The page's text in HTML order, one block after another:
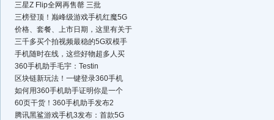
三星Z Flip全网再售罄 三批
三榜登顶！巅峰级游戏手机红魔5G
价格、套餐、上市日期，这里有关于
三千多买个拍视频最稳的5G双模手
手机随时在线，这些好物超多人买
360手机助手毛宇：Testin
区块链新玩法！一键登录360手机
如何用360手机助手证明你是一个
60页干货！360手机助手发布2
腾讯黑鲨游戏手机3发布：首款5G